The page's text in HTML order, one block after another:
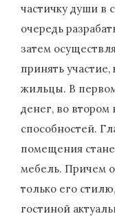
частичку души в
очередь
затем
принять
жильцы. В
денег, во втором
способностей.
помещения
мебель. Причем
только его
гостиной